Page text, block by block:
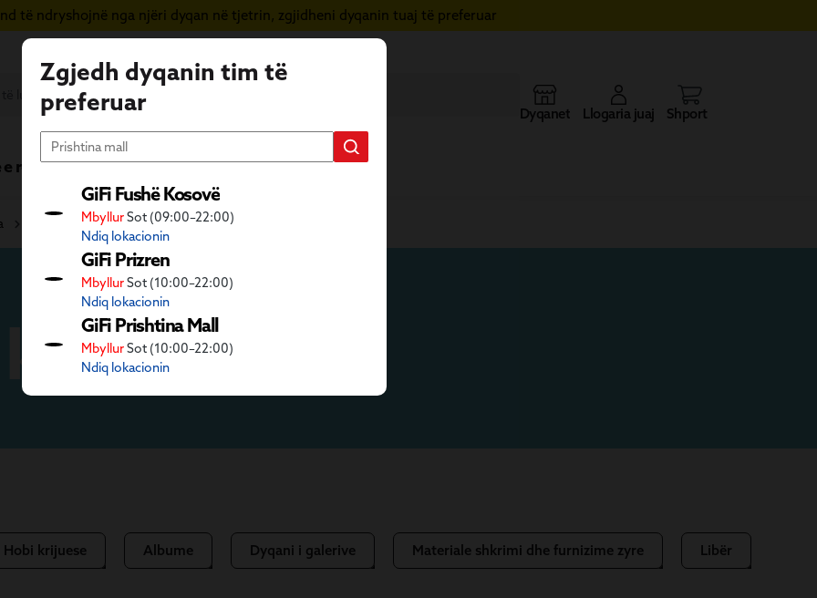
të ndryshojnë nga njëri dyqan në tjetrin, zgjidheni dyqanin tuaj të preferuar
Dyqanet Llogaria juaj Shporta
Zgjedh dyqanin tim të
preferuar
GiFi Fushë Kosovë
MbyllurSot (09:00–22:00)
Ndiq lokacionin
GiFi Prizren
MbyllurSot (10:00–22:00)
Ndiq lokacionin
GiFi Prishtina Mall
MbyllurSot (10:00–22:00)
Ndiq lokacionin
re Vera në GiFi Fletushka
Bizhuteri kostumesh
Hobi krijuese Albume Dyqani i galerive Materiale shkrimi dhe furnizime zyre Libër